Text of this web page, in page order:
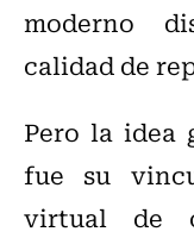
moderno
calidad de
Pero la idea
fue su
virtual de